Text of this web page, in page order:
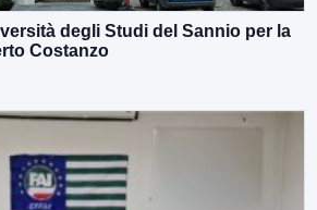
degli Studi del Sannio per la
Costanzo